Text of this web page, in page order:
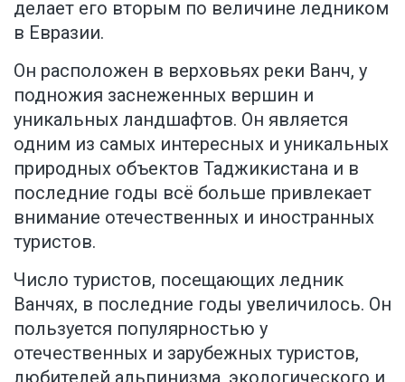
делает его вторым по величине ледником
в Евразии.
Он расположен в верховьях реки Ванч, у
подножия заснеженных вершин и
уникальных ландшафтов. Он является
одним из самых интересных и уникальных
природных объектов Таджикистана и в
последние годы всё больше привлекает
внимание отечественных и иностранных
туристов.
Число туристов, посещающих ледник
Ванчях, в последние годы увеличилось. Он
пользуется популярностью у
отечественных и зарубежных туристов,
любителей альпинизма, экологического и